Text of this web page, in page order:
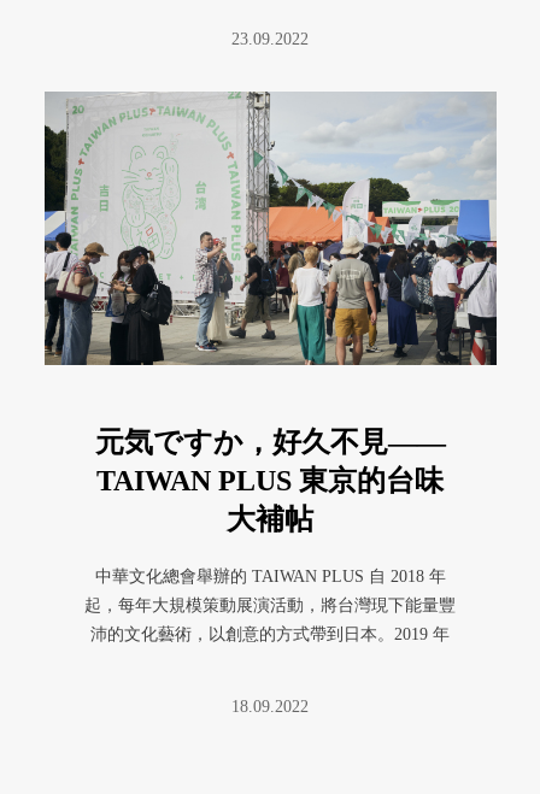
23.09.2022
元気ですか，好久不見——
TAIWAN PLUS 東京的台味
大補帖
中華文化總會舉辦的 TAIWAN PLUS 自 2018 年
起，每年大規模策動展演活動，將台灣現下能量豐
沛的文化藝術，以創意的方式帶到日本。2019 年
18.09.2022